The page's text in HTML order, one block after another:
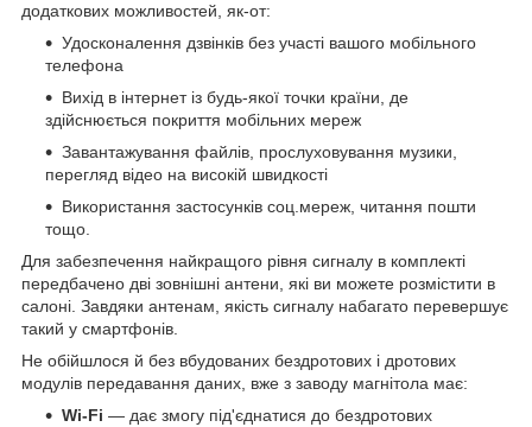
додаткових можливостей, як-от:
Удосконалення дзвінків без участі вашого мобільного
телефона
Вихід в інтернет із будь-якої точки країни, де
здійснюється покриття мобільних мереж
Завантажування файлів, прослуховування музики,
перегляд відео на високій швидкості
Використання застосунків соц.мереж, читання пошти
тощо.
Для забезпечення найкращого рівня сигналу в комплекті
передбачено дві зовнішні антени, які ви можете розмістити в
салоні. Завдяки антенам, якість сигналу набагато перевершує
такий у смартфонів.
Не обійшлося й без вбудованих бездротових і дротових
модулів передавання даних, вже з заводу магнітола має:
Wi-Fi — дає змогу під'єднатися до бездротових